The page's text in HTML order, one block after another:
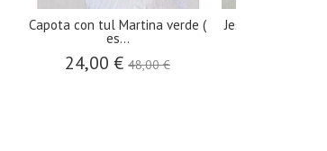
Capota con tul Martina verde (
es...
24,00 €48,00 €
Jesusito tul